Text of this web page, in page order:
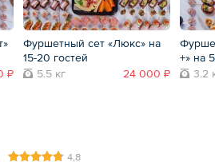
₽
Фуршетный сет «Люкс» на
15-20 гостей
5.5 кг
24 000 ₽
+» на
3.2
4,8